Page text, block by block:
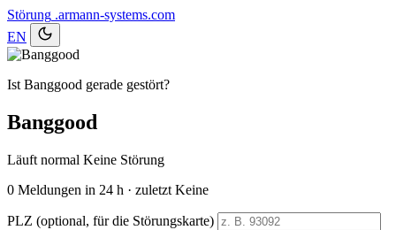
Störung .armann-systems.com
EN
Ist Banggood gerade gestört?
Banggood
Läuft normal Keine Störung
0 Meldungen in 24 h · zuletzt Keine
PLZ (optional, für die Störungskarte)